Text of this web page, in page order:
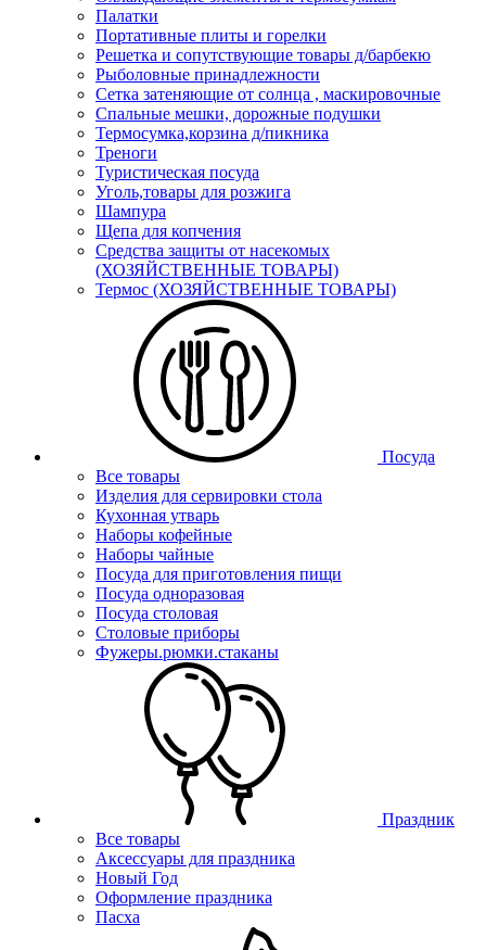
Палатки
Портативные плиты и горелки
Решетка и сопутствующие товары д/барбекю
Рыболовные принадлежности
Сетка затеняющие от солнца , маскировочные
Спальные мешки, дорожные подушки
Термосумка,корзина д/пикника
Треноги
Туристическая посуда
Уголь,товары для розжига
Шампура
Щепа для копчения
Средства защиты от насекомых
(ХОЗЯЙСТВЕННЫЕ ТОВАРЫ)
Термос (ХОЗЯЙСТВЕННЫЕ ТОВАРЫ)
Посуда
Все товары
Изделия для сервировки стола
Кухонная утварь
Наборы кофейные
Наборы чайные
Посуда для приготовления пищи
Посуда одноразовая
Посуда столовая
Столовые приборы
Фужеры.рюмки.стаканы
Праздник
Все товары
Аксессуары для праздника
Новый Год
Оформление праздника
Пасха